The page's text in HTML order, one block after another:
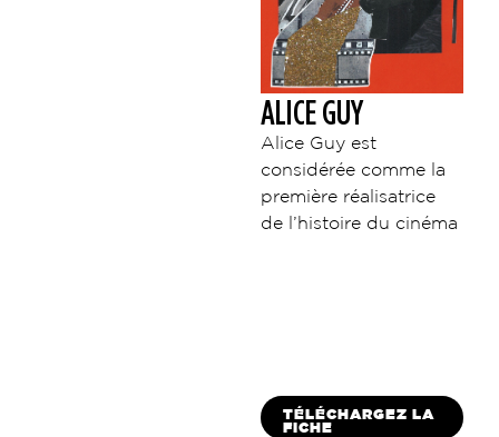
ALICE GUY
Alice Guy est
considérée comme la
première réalisatrice
de l’histoire du cinéma
TÉLÉCHARGEZ LA
FICHE